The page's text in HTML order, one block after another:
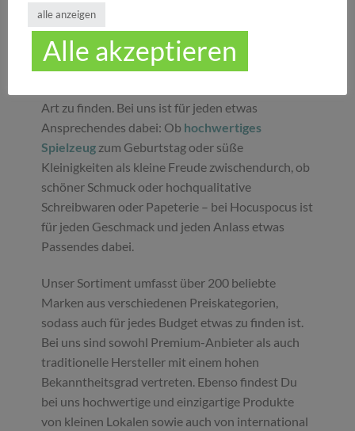
dass bei uns Groß und Klein etwas finden, was sie
glücklich macht. Jeder Tag ist ein guter Anlass, um
seinen Liebsten oder sich selbst eine Freude zu
machen. Unser umfassendes Sortiment gibt Ihnen
Art zu finden. Bei uns ist für jeden etwas
Ansprechendes dabei: Ob hochwertiges
Spielzeug zum Geburtstag oder süße
Kleinigkeiten als kleine Freude zwischendurch, ob
schöner Schmuck oder hochqualitative
Schreibwaren oder Papeterie – bei Hocuspocus ist
für jeden Geschmack und jeden Anlass etwas
Passendes dabei.
Unser Sortiment umfasst über 200 beliebte
Marken aus verschiedenen Preiskategorien,
sodass auch für jedes Budget etwas zu finden ist.
Bei uns sind sowohl Premium-Anbieter als auch
traditionelle Hersteller mit einem hohen
Bekanntheitsgrad vertreten. Ebenso findest Du
bei uns hochwertige und einzigartige Produkte
von kleinen Lokalen sowie auch von international
alle anzeigen
Alle akzeptieren